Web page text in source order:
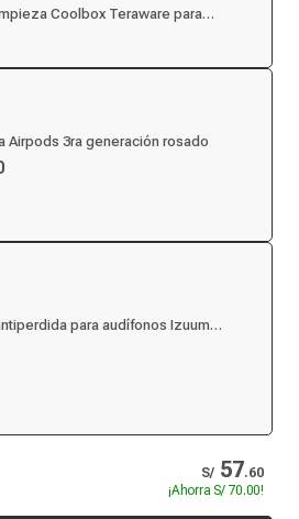
Coolbox Teraware para
ml + cepillo + paño microfibra
Airpods 3ra generación rosado
para audífonos Izuum
blanco
S/ 57.60
¡AhorraS/ 70.00!